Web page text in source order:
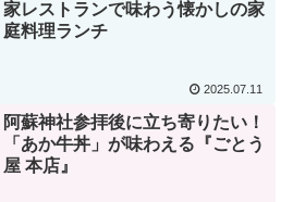
家レストランで味わう懐かしの家
庭料理ランチ
2025.07.11
阿蘇神社参拝後に立ち寄りたい！
「あか牛丼」が味わえる『ごとう
屋 本店』